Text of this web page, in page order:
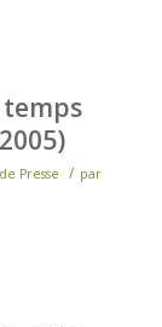
temps
Presse / par